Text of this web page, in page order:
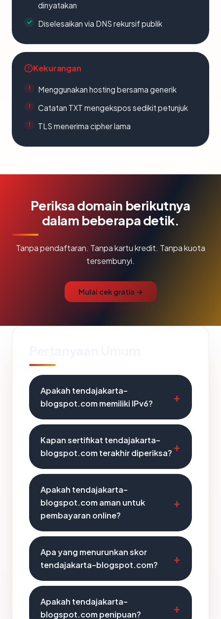
dinyatakan
Diselesaikan via DNS rekursif publik
Kekurangan
Menggunakan hosting bersama generik
Catatan TXT mengekspos sedikit petunjuk
TLS menerima cipher lama
Periksa domain berikutnya
dalam beberapa detik.
Tanpa pendaftaran. Tanpa kartu kredit. Tanpa kuota
tersembunyi.
Mulai cek gratis →
Apakah tendajakarta-
blogspot.com memiliki IPv6?
Kapan sertifikat tendajakarta-
blogspot.com terakhir diperiksa?
Apakah tendajakarta-
blogspot.com aman untuk
pembayaran online?
Apa yang menurunkan skor
tendajakarta-blogspot.com?
Apakah tendajakarta-
blogspot.com penipuan?